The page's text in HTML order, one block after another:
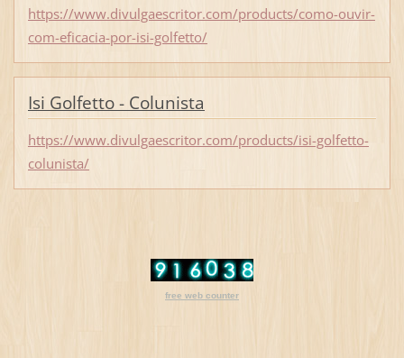
https://www.divulgaescritor.com/products/como-ouvir-
com-eficacia-por-isi-golfetto/
Isi Golfetto - Colunista
https://www.divulgaescritor.com/products/isi-golfetto-
colunista/
free web counter